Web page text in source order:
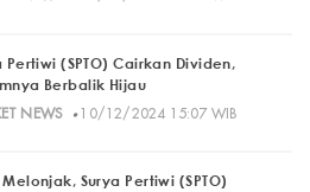
Pertiwi (SPTO) Cairkan Dividen,
Berbalik Hijau
NEWS· 10/12/2024 15:07 WIB
Surya Pertiwi (SPTO)